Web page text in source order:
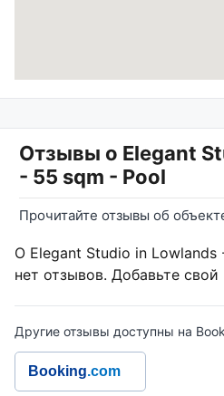
Отзывы о Elegant
- 55 sqm - Pool
Прочитайте отзывы об
О Elegant Studio in Lowlands
нет отзывов. Добавьте
Другие отзывы доступны на
Booking.com